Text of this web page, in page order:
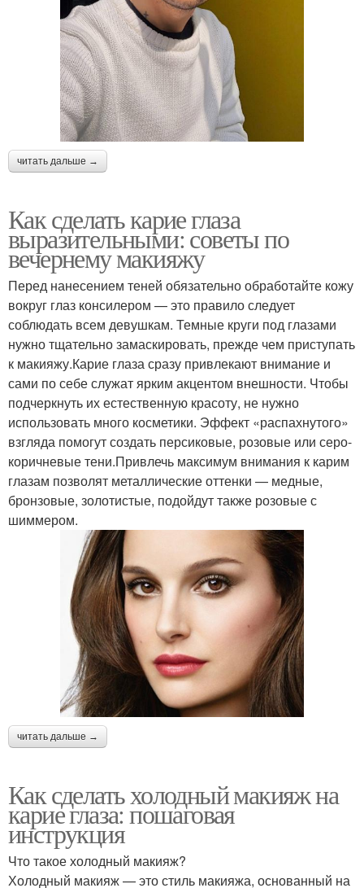
читать дальше →
Как сделать карие глаза
выразительными: советы по
вечернему макияжу
Перед нанесением теней обязательно обработайте кожу
вокруг глаз консилером — это правило следует
соблюдать всем девушкам. Темные круги под глазами
нужно тщательно замаскировать, прежде чем приступать
к макияжу.Карие глаза сразу привлекают внимание и
сами по себе служат ярким акцентом внешности. Чтобы
подчеркнуть их естественную красоту, не нужно
использовать много косметики. Эффект «распахнутого»
взгляда помогут создать персиковые, розовые или серо-
коричневые тени.Привлечь максимум внимания к карим
глазам позволят металлические оттенки — медные,
бронзовые, золотистые, подойдут также розовые с
шиммером.
читать дальше →
Как сделать холодный макияж на
карие глаза: пошаговая
инструкция
Что такое холодный макияж?
Холодный макияж — это стиль макияжа, основанный на